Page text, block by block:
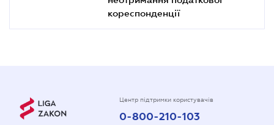
кореспонденції
Центр підтримки користувачів
0-800-210-103